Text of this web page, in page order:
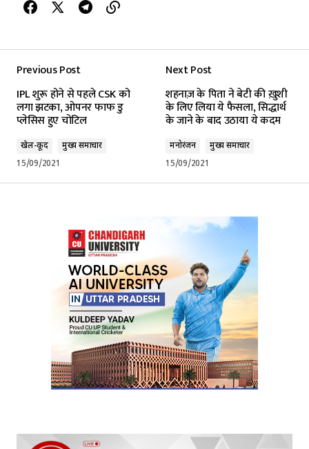
Previous Post
IPL शुरू होने से पहले CSK को
लगा झटका, ओपनर फाफ डु
प्लेसिस हुए चोटिल
खेल-कूद
मुख्य समाचार
15/09/2021
Next Post
शहनाज़ के पिता ने बेटी की ख़ुशी
के लिए लिया ये फैसला, सिद्धार्थ
के जाने के बाद उठाया ये कदम
मनोरंजन
मुख्य समाचार
15/09/2021